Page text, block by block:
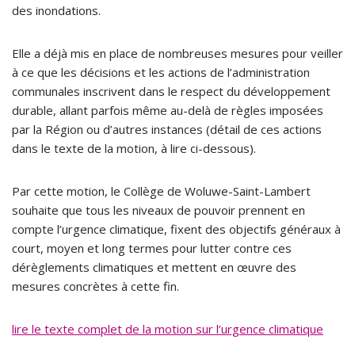
des inondations.
Elle a déjà mis en place de nombreuses mesures pour veiller
à ce que les décisions et les actions de l’administration
communales inscrivent dans le respect du développement
durable, allant parfois même au-delà de règles imposées
par la Région ou d’autres instances (détail de ces actions
dans le texte de la motion, à lire ci-dessous).
Par cette motion, le Collège de Woluwe-Saint-Lambert
souhaite que tous les niveaux de pouvoir prennent en
compte l’urgence climatique, fixent des objectifs généraux à
court, moyen et long termes pour lutter contre ces
dérèglements climatiques et mettent en œuvre des
mesures concrètes à cette fin.
lire le texte complet de la motion sur l’urgence climatique